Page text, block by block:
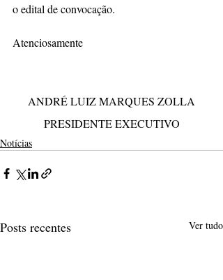
o edital de convocação.
Atenciosamente
ANDRÉ LUIZ MARQUES ZOLLA
PRESIDENTE EXECUTIVO
Notícias
Posts recentes Ver tudo